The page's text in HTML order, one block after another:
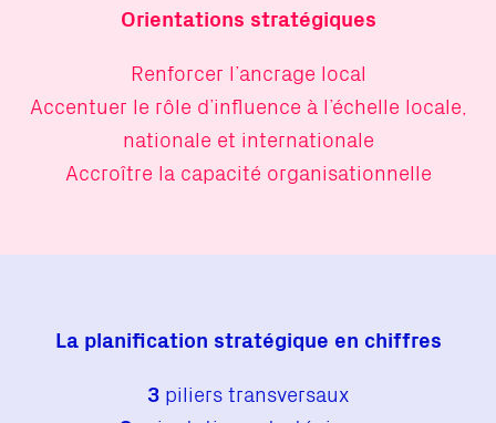
Orientations stratégiques
Renforcer l’ancrage local
Accentuer le rôle d’influence à l’échelle locale,
nationale et internationale
Accroître la capacité organisationnelle
La planification stratégique en chiffres
3 piliers transversaux